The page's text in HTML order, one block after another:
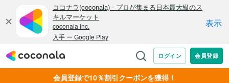
会員登録で10％割引クーポンを獲得！